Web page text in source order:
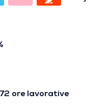
ore lavorative